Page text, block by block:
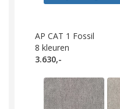
AP CAT 1 Fossil
8 kleuren
3.630,-